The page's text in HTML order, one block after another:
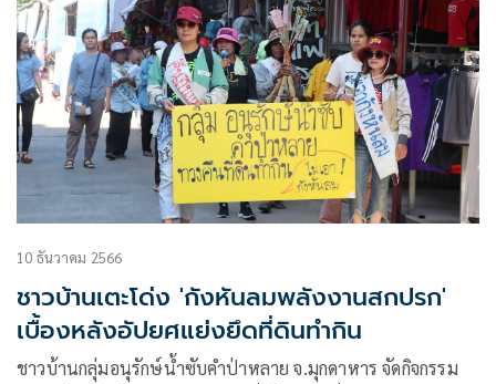
10 ธันวาคม 2566
ชาวบ้านเตะโด่ง 'กังหันลมพลังงานสกปรก'
เบื้องหลังอัปยศแย่งยึดที่ดินทำกิน
ชาวบ้านกลุ่มอนุรักษ์น้ำซับคำป่าหลาย จ.มุกดาหาร จัดกิจกรรม